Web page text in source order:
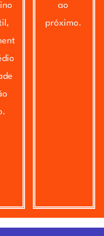
ao
próximo.